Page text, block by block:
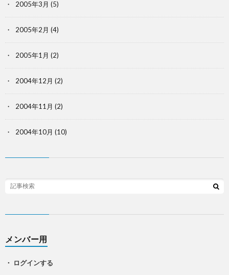
2005年3月 (5)
2005年2月 (4)
2005年1月 (2)
2004年12月 (2)
2004年11月 (2)
2004年10月 (10)
メンバー用
・ ログインする